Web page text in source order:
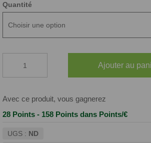
Quantité
SMALL
CBD
Ajouter au
Avec ce produit, vous gagnerez
28 Points - 158 Points dans Points/€
UGS : ND